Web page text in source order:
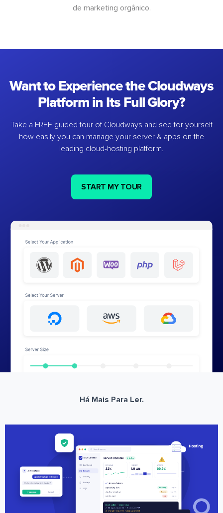
de marketing orgânico.
Want to Experience the Cloudways
Platform in Its Full Glory?
Take a FREE guided tour of Cloudways and see for yourself
how easily you can manage your server & apps on the
leading cloud-hosting platform.
START MY TOUR
Há Mais Para Ler.